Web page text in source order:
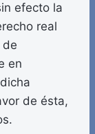
efecto la
real
de
en
de ésta,